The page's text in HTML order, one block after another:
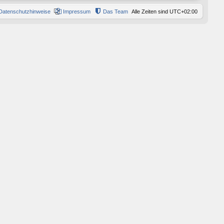
Alle Zeiten sind UTC+02:00
Das Team
Impressum